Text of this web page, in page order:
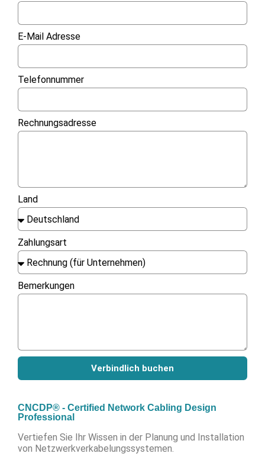
E-Mail Adresse
Telefonnummer
Rechnungsadresse
Land
Zahlungsart
Bemerkungen
Verbindlich buchen
CNCDP® - Certified Network Cabling Design
Professional
Vertiefen Sie Ihr Wissen in der Planung und Installation
von Netzwerkverkabelungssystemen.